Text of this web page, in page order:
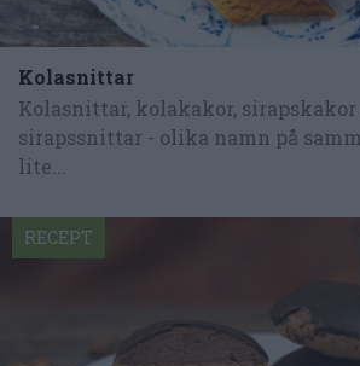
Kolasnittar
Kolasnittar, kolakakor,
sirapssnittar - olika namn på
lite...
RECEPT